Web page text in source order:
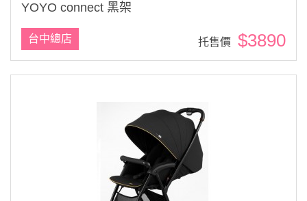
YOYO connect 黑架
$3890
托售價
台中總店